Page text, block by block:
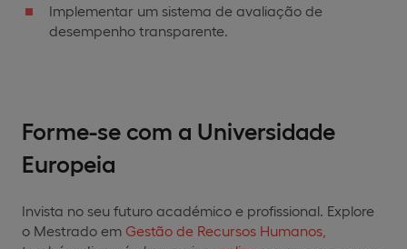
Implementar um sistema de avaliação de
desempenho transparente.
Forme-se com a Universidade
Europeia
Invista no seu futuro académico e profissional. Explore
o Mestrado em Gestão de Recursos Humanos,